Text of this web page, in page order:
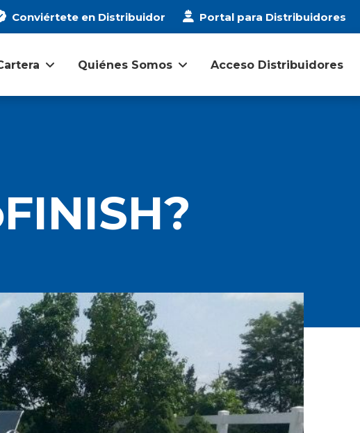
Conviértete en Distribuidor Portal para Distribuidores
Quiénes Somos Acceso Distribuidores